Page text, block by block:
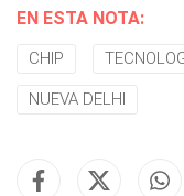
EN ESTA NOTA:
CHIP
NUEVA DELHI